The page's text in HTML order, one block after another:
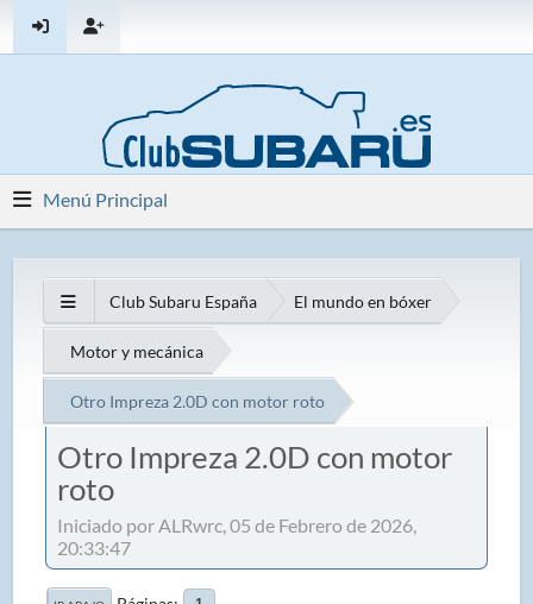
Menú Principal
Club Subaru España El mundo en bóxer
Motor y mecánica
Otro Impreza 2.0D con motor roto
Otro Impreza 2.0D con motor
roto
Iniciado por ALRwrc, 05 de Febrero de 2026,
20:33:47